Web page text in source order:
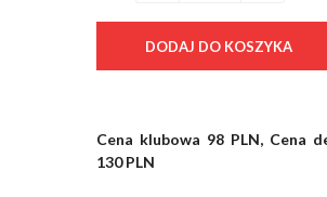
Cena klubowa 98 PLN, Cena
130 PLN